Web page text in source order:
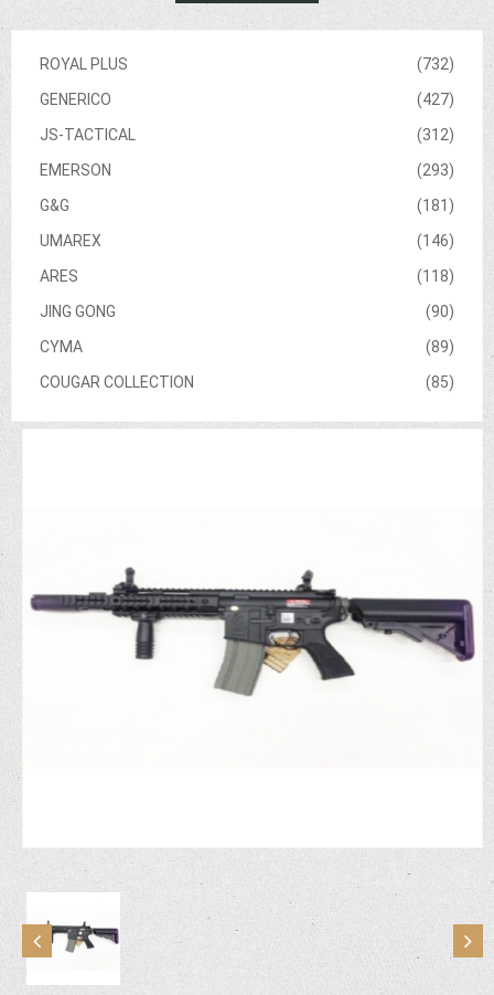
(732)
ROYAL PLUS
(427)
GENERICO
(312)
JS-TACTICAL
(293)
EMERSON
(181)
G&G
(146)
UMAREX
(118)
ARES
(90)
JING GONG
(89)
CYMA
(85)
COUGAR COLLECTION